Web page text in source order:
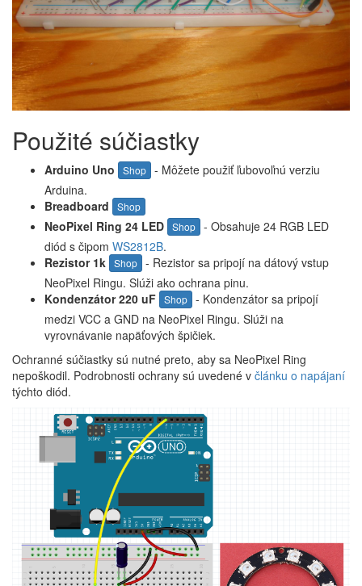
Použité súčiastky
Arduino Uno Shop - Môžete použiť ľubovoľnú verziu
Arduina.
Breadboard
Shop
NeoPixel Ring 24 LED Shop - Obsahuje 24 RGB LED
diód s čipom WS2812B.
Rezistor 1k Shop - Rezistor sa pripojí na dátový vstup
NeoPixel Ringu. Slúži ako ochrana pinu.
Kondenzátor 220 uF Shop - Kondenzátor sa pripojí
medzi VCC a GND na NeoPixel Ringu. Slúži na
vyrovnávanie napäťových špičiek.
Ochranné súčiastky sú nutné preto, aby sa NeoPixel Ring
nepoškodil. Podrobnosti ochrany sú uvedené v článku o napájaní
týchto diód.